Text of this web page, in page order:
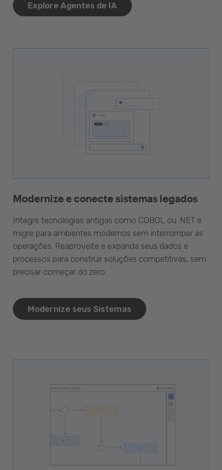
Explore Agentes de IA
Modernize e conecte sistemas legados
Integre tecnologias antigas como COBOL ou .NET e
migre para ambientes modernos sem interromper as
operações. Reaproveite e expanda seus dados e
processos para construir soluções competitivas, sem
precisar começar do zero.
Modernize seus Sistemas